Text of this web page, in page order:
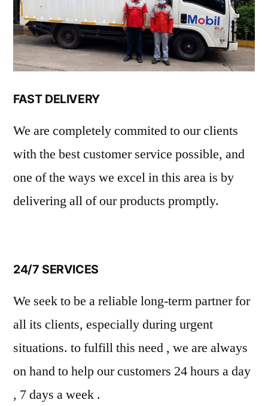
FAST DELIVERY
We are completely commited to our clients
with the best customer service possible, and
one of the ways we excel in this area is by
delivering all of our products promptly.
24/7 SERVICES
We seek to be a reliable long-term partner for
all its clients, especially during urgent
situations. to fulfill this need , we are always
on hand to help our customers 24 hours a day
, 7 days a week .